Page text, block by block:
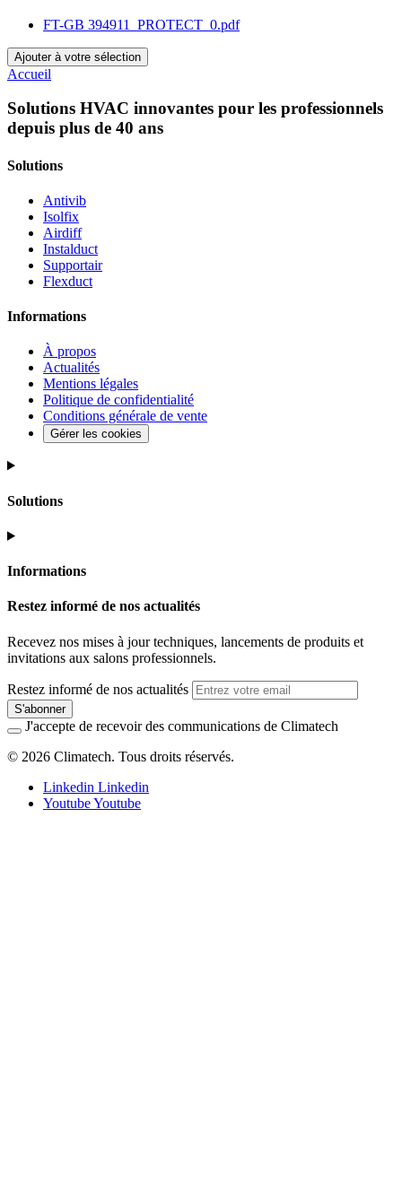
FT-GB 394911_PROTECT_0.pdf
Ajouter à votre sélection
Accueil
Solutions HVAC innovantes pour les professionnels
depuis plus de 40 ans
Solutions
Antivib
Isolfix
Airdiff
Instalduct
Supportair
Flexduct
Informations
À propos
Actualités
Mentions légales
Politique de confidentialité
Conditions générale de vente
Gérer les cookies
Solutions
Informations
Restez informé de nos actualités
Recevez nos mises à jour techniques, lancements de produits et
invitations aux salons professionnels.
Restez informé de nos actualités
S'abonner
J'accepte de recevoir des communications de Climatech
© 2026 Climatech. Tous droits réservés.
Linkedin Linkedin
YoutubeYoutube